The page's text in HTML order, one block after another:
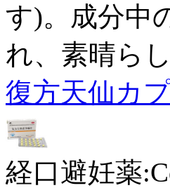
す)。成分中
れ、素晴ら
復方天仙カ
経口避妊薬